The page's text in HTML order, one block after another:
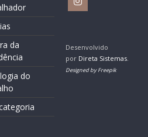
da
do
Desenvolvido
por Direta Sistemas.
Designed by Freepik